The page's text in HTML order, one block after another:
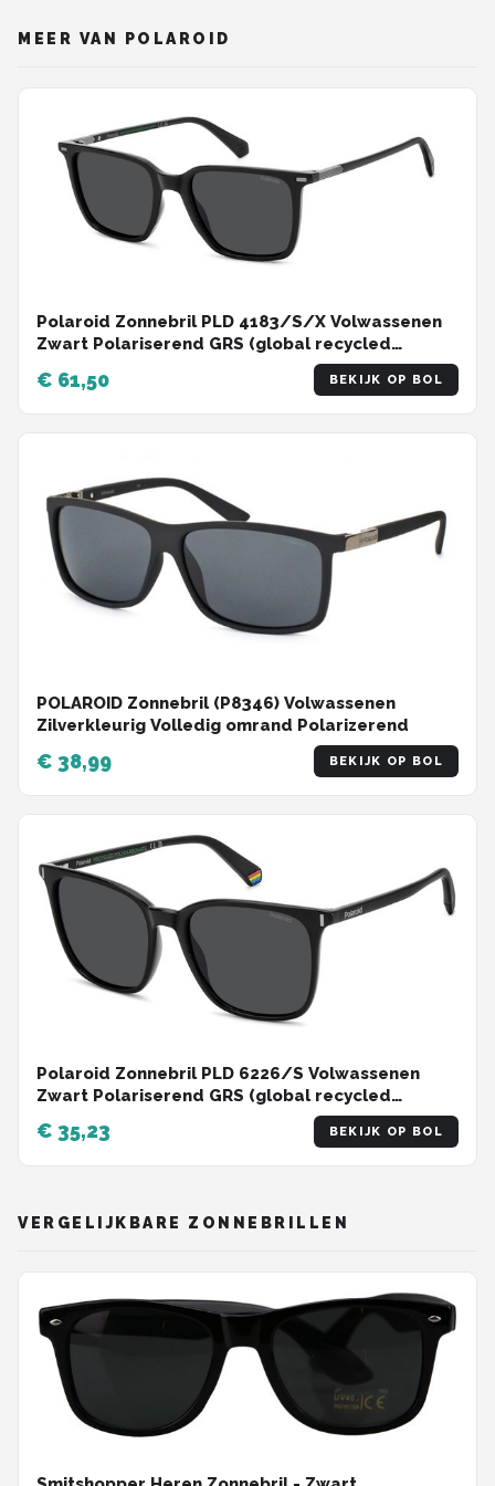
MEER VAN POLAROID
Polaroid Zonnebril PLD 4183/S/X Volwassenen
Zwart Polariserend GRS (global recycled
€ 61,50 BEKIJK OP BOL
POLAROID Zonnebril (P8346) Volwassenen
Zilverkleurig Volledig omrand Polarizerend
€ 38,99 BEKIJK OP BOL
Polaroid Zonnebril PLD 6226/S Volwassenen
Zwart Polariserend GRS (global recycled
€ 35,23 BEKIJK OP BOL
VERGELIJKBARE ZONNEBRILLEN